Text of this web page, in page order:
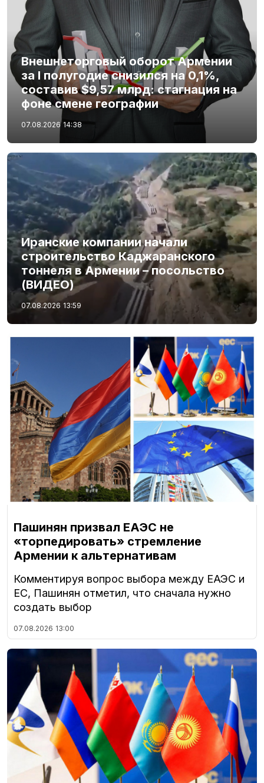
Внешнеторговый оборот Армении
за I полугодие снизился на 0,1%,
составив $9,57 млрд: стагнация на
фоне смене географии
07.08.2026 14:38
Иранские компании начали
строительство Каджаранского
тоннеля в Армении – посольство
(ВИДЕО)
07.08.2026 13:59
Пашинян призвал ЕАЭС не
«торпедировать» стремление
Армении к альтернативам
Комментируя вопрос выбора между ЕАЭС и
ЕС, Пашинян отметил, что сначала нужно
создать выбор
07.08.2026 13:00